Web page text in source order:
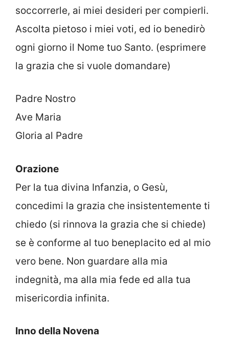
soccorrerle, ai miei desideri per compierli.
Ascolta pietoso i miei voti, ed io benedirò
ogni giorno il Nome tuo Santo. (esprimere
la grazia che si vuole domandare)
Padre Nostro
Ave Maria
Gloria al Padre
Orazione
Per la tua divina Infanzia, o Gesù,
concedimi la grazia che insistentemente ti
chiedo (si rinnova la grazia che si chiede)
se è conforme al tuo beneplacito ed al mio
vero bene. Non guardare alla mia
indegnità, ma alla mia fede ed alla tua
misericordia infinita.
Inno della Novena